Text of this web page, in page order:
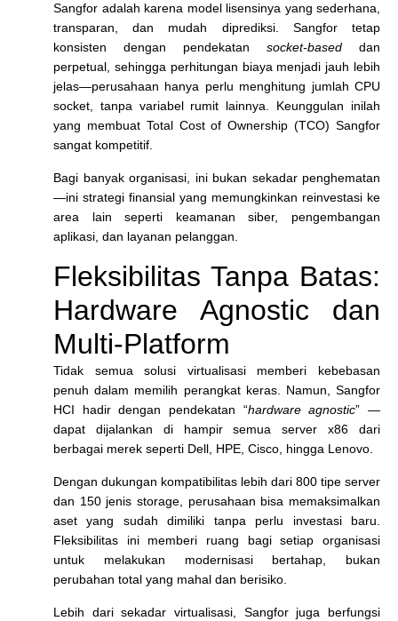
Sangfor adalah karena model lisensinya yang sederhana,
transparan, dan mudah diprediksi. Sangfor tetap
konsisten dengan pendekatan socket-based dan
perpetual, sehingga perhitungan biaya menjadi jauh lebih
jelas—perusahaan hanya perlu menghitung jumlah CPU
socket, tanpa variabel rumit lainnya. Keunggulan inilah
yang membuat Total Cost of Ownership (TCO) Sangfor
sangat kompetitif.
Bagi banyak organisasi, ini bukan sekadar penghematan
—ini strategi finansial yang memungkinkan reinvestasi ke
area lain seperti keamanan siber, pengembangan
aplikasi, dan layanan pelanggan.
Fleksibilitas Tanpa Batas:
Hardware Agnostic dan
Multi-Platform
Tidak semua solusi virtualisasi memberi kebebasan
penuh dalam memilih perangkat keras. Namun, Sangfor
HCI hadir dengan pendekatan “hardware agnostic” —
dapat dijalankan di hampir semua server x86 dari
berbagai merek seperti Dell, HPE, Cisco, hingga Lenovo.
Dengan dukungan kompatibilitas lebih dari 800 tipe server
dan 150 jenis storage, perusahaan bisa memaksimalkan
aset yang sudah dimiliki tanpa perlu investasi baru.
Fleksibilitas ini memberi ruang bagi setiap organisasi
untuk melakukan modernisasi bertahap, bukan
perubahan total yang mahal dan berisiko.
Lebih dari sekadar virtualisasi, Sangfor juga berfungsi